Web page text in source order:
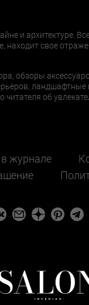
и архитектуре.
находит свое
обзоры
об
журнале